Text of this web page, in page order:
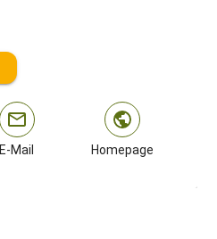
E-Mail Homepage